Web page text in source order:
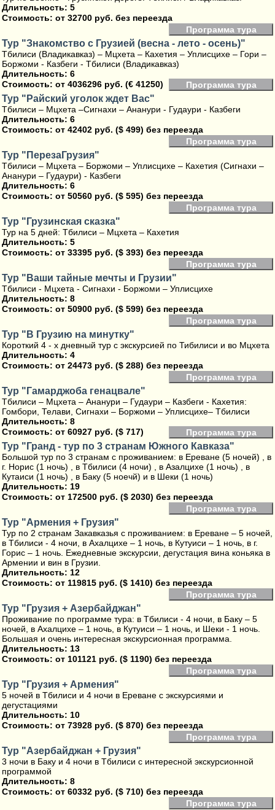
Длительность: 5
Стоимость: от 32700 руб. без переезда
Программа тура
Тур "Знакомство с Грузией (весна - лето - осень)"
Тбилиси (Владикавказ) – Мцхета – Кахетия – Уплисцихе – Гори –
Боржоми - Казбеги - Тбилиси (Владикавказ)
Длительность: 6
Стоимость: от 4036296 руб. (€ 41250) Программа тура
Тур "Райский уголок ждет Вас"
Тбилиси – Мцхета –Сигнахи – Ананури - Гудаури - Казбеги
Длительность: 6
Стоимость: от 42402 руб. ($ 499) без переезда
Программа тура
Тур "ПерезаГрузия"
Тбилиси – Мцхета – Боржоми – Уплисцихе – Кахетия (Сигнахи –
Ананури – Гудаури) - Казбеги
Длительность: 6
Стоимость: от 50560 руб. ($ 595) без переезда
Программа тура
Тур "Грузинская сказка"
Тур на 5 дней: Тбилиси – Мцхета – Кахетия
Длительность: 5
Стоимость: от 33395 руб. ($ 393) без переезда
Программа тура
Тур "Ваши тайные мечты и Грузии"
Тбилиси - Мцхета - Сигнахи - Боржоми – Уплисцихе
Длительность: 8
Стоимость: от 50900 руб. ($ 599) без переезда
Программа тура
Тур "В Грузию на минутку"
Короткий 4 - х дневный тур с экскурсией по Тибилиси и во Мцхета
Длительность: 4
Стоимость: от 24473 руб. ($ 288) без переезда
Программа тура
Тур "Гамарджоба генацвале"
Тбилиси – Мцхета – Ананури – Гудаури – Казбеги - Кахетия:
Гомбори, Телави, Сигнахи – Боржоми – Уплисцихе– Тбилиси
Длительность: 8
Стоимость: от 60927 руб. ($ 717) Программа тура
Тур "Гранд - тур по 3 странам Южного Кавказа"
Большой тур по 3 странам с проживанием: в Ереване (5 ночей) , в
г. Норис (1 ночь) , в Тбилиси (4 ночи) , в Азалцихе (1 ночь) , в
Кутаиси (1 ночь) , в Баку (5 ноечй) и в Шеки (1 ночь)
Длительность: 19
Стоимость: от 172500 руб. ($ 2030) без переезда
Программа тура
Тур "Армения + Грузия"
Тур по 2 странам Закавказья с проживанием: в Ереване – 5 ночей,
в Тбилиси - 4 ночи, в Ахалцихе – 1 ночь, в Кутуиси – 1 ночь, в г.
Горис – 1 ночь. Ежедневные экскурсии, дегустация вина коньяка в
Армении и вин в Грузии.
Длительность: 12
Стоимость: от 119815 руб. ($ 1410) без переезда
Программа тура
Тур "Грузия + Азербайджан"
Проживание по программе тура: в Тбилиси - 4 ночи, в Баку – 5
ночей, в Ахалцихе – 1 ночь, в Кутуиси – 1 ночь, и Шеки - 1 ночь.
Большая и очень интересная экскурсионная программа.
Длительность: 13
Стоимость: от 101121 руб. ($ 1190) без переезда
Программа тура
Тур "Грузия + Армения"
5 ночей в Тбилиси и 4 ночи в Ереване с экскурсиями и
дегустациями
Длительность: 10
Стоимость: от 73928 руб. ($ 870) без переезда
Программа тура
Тур "Азербайджан + Грузия"
3 ночи в Баку и 4 ночи в Тбилиси с интересной экскурсионной
программой
Длительность: 8
Стоимость: от 60332 руб. ($ 710) без переезда
Программа тура